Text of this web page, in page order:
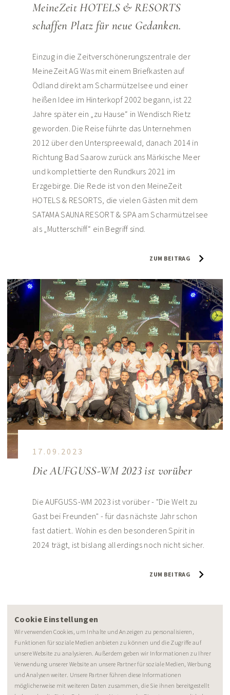
MeineZeit HOTELS & RESORTS
schaffen Platz für neue Gedanken.
Einzug in die Zeitverschönerungszentrale der
MeineZeit AG Was mit einem Briefkasten auf
Ödland direkt am Scharmützelsee und einer
heißen Idee im Hinterkopf 2002 begann, ist 22
Jahre später ein „zu Hause“ in Wendisch Rietz
geworden. Die Reise führte das Unternehmen
2012 über den Unterspreewald, danach 2014 in
Richtung Bad Saarow zurück ans Märkische Meer
und komplettierte den Rundkurs 2021 im
Erzgebirge. Die Rede ist von den MeineZeit
HOTELS & RESORTS, die vielen Gästen mit dem
SATAMA SAUNA RESORT & SPA am Scharmützelsee
als „Mutterschiff“ ein Begriff sind.
ZUM BEITRAG
17.09.2023
Die AUFGUSS-WM 2023 ist vorüber
Die AUFGUSS-WM 2023 ist vorüber - "Die Welt zu
Gast bei Freunden" - für das nächste Jahr schon
fast datiert.. Wohin es den besonderen Spirit in
2024 trägt, ist bislang allerdings noch nicht sicher.
ZUM BEITRAG
NEWSLETTER
Cookie Einstellungen
Wir verwenden Cookies, um Inhalte und Anzeigen zu personalisieren,
Funktionen für soziale Medien anbieten zu können und die Zugriffe auf
unsere Website zu analysieren. Außerdem geben wir Informationen zu Ihrer
Verwendung unserer Website an unsere Partner für soziale Medien, Werbung
und Analysen weiter. Unsere Partner führen diese Informationen
möglicherweise mit weiteren Daten zusammen, die Sie ihnen bereitgestellt